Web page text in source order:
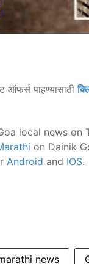
ऑफर्स पाहण्यासाठी
local news on
on Dainik
Android and IOS.
news